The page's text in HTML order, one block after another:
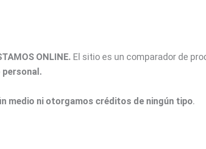
ONLINE. El sitio es un comparador de
medio ni otorgamos créditos de ningún tipo.